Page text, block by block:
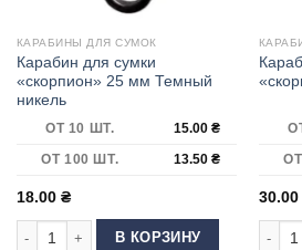
КАРАБИНЫ ДЛЯ СУМОК
Карабин для сумки
«скорпион» 25 мм Темный
никель
ОТ 10 ШТ. 15.00 ₴
ОТ 100 ШТ.
13.50 ₴
18.00 ₴
Количество товара Карабин для сумки
В КОРЗИНУ
30.00